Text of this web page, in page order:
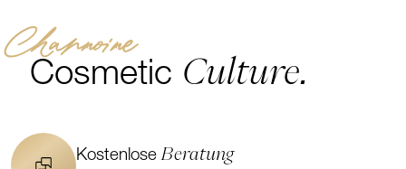
Channoine
Cosmetic Culture.
KostenloseBeratung